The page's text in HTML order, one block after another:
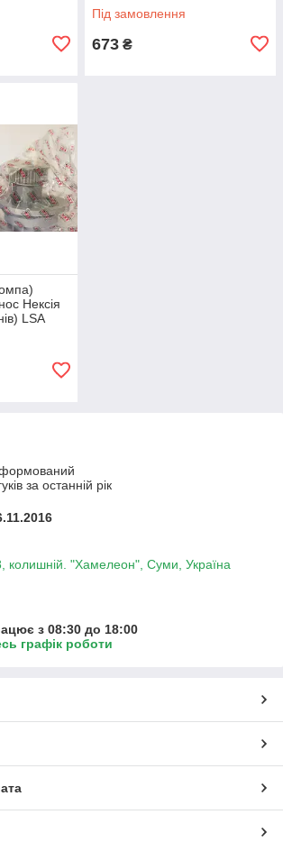
Під замовлення
673 ₴
Нексія
LSA
за останній рік
колишній. "Хамелеон", Суми, Україна
з 08:30 до 18:00
графік роботи